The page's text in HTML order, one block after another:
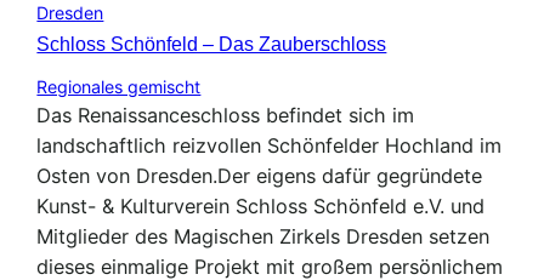
Dresden
Schloss Schönfeld – Das Zauberschloss
Regionales gemischt
Das Renaissanceschloss befindet sich im
landschaftlich reizvollen Schönfelder Hochland im
Osten von Dresden.Der eigens dafür gegründete
Kunst- & Kulturverein Schloss Schönfeld e.V. und
Mitglieder des Magischen Zirkels Dresden setzen
dieses einmalige Projekt mit großem persönlichem